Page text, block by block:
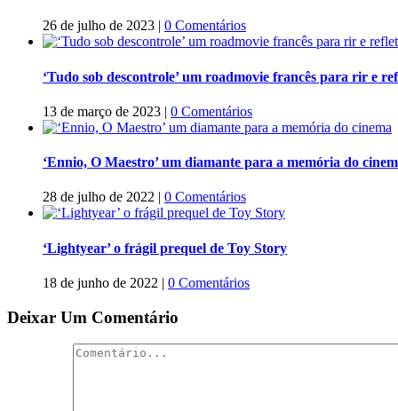
26 de julho de 2023 | 0 Comentários
‘Tudo sob descontrole’ um roadmovie francês para rir e
13 de março de 2023 | 0 Comentários
‘Ennio, O Maestro’ um diamante para a memória do
28 de julho de 2022 | 0 Comentários
‘Lightyear’ o frágil prequel de Toy Story
18 de junho de 2022 | 0 Comentários
Deixar Um Comentário